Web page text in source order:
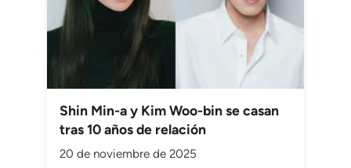
Shin Min-a y Kim Woo-bin se casan
tras 10 años de relación
20 de noviembre de 2025